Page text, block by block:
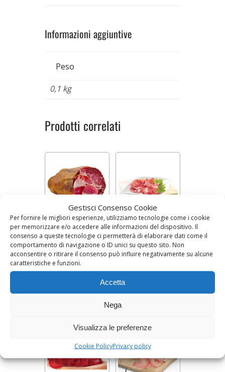
Gestisci Consenso Cookie
Per fornire le migliori esperienze, utilizziamo tecnologie come i cookie
per memorizzare e/o accedere alle informazioni del dispositivo. Il
consenso a queste tecnologie ci permetterà di elaborare dati come il
comportamento di navigazione o ID unici su questo sito. Non
acconsentire o ritirare il consenso può influire negativamente su alcune
caratteristiche e funzioni.
Accetta
Nega
Visualizza le preferenze
Cookie PolicyPrivacy policy
Informazioni aggiuntive
Peso
0,1 kg
Prodotti correlati
CAPOCOLLO (100
g)
Prezzo al kg 21,90 €
2,19€
AGGIUNGI AL CARRELLO
LONZA (100 g)
Prezzo al kg 21,90 €
2,19€
AGGIUNGI AL CARRELLO